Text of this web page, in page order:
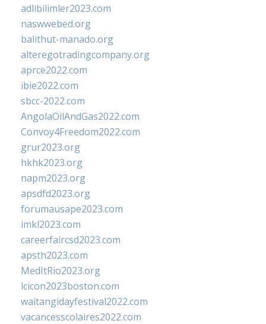
adlibilimler2023.com
naswwebed.org
balithut-manado.org
alteregotradingcompany.org
aprce2022.com
ibie2022.com
sbcc-2022.com
AngolaOilAndGas2022.com
Convoy4Freedom2022.com
grur2023.org
hkhk2023.org
napm2023.org
apsdfd2023.org
forumausape2023.com
imkl2023.com
careerfaircsd2023.com
apsth2023.com
MedItRio2023.org
lcicon2023boston.com
waitangidayfestival2022.com
vacancesscolaires2022.com